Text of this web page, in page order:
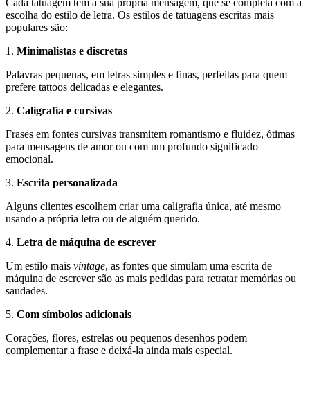
escolha do estilo de letra. Os estilos de tatuagens escritas mais
populares são:
1. Minimalistas e discretas
Palavras pequenas, em letras simples e finas, perfeitas para quem
prefere tattoos delicadas e elegantes.
2. Caligrafia e cursivas
Frases em fontes cursivas transmitem romantismo e fluidez, ótimas
para mensagens de amor ou com um profundo significado
emocional.
3. Escrita personalizada
Alguns clientes escolhem criar uma caligrafia única, até mesmo
usando a própria letra ou de alguém querido.
4. Letra de máquina de escrever
Um estilo mais vintage, as fontes que simulam uma escrita de
máquina de escrever são as mais pedidas para retratar memórias ou
saudades.
5. Com símbolos adicionais
Corações, flores, estrelas ou pequenos desenhos podem
complementar a frase e deixá-la ainda mais especial.